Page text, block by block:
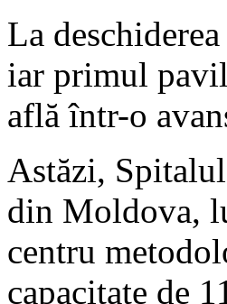
La
iar primul
află într-o
Astăzi,
din Moldova,
centru
capacitate de